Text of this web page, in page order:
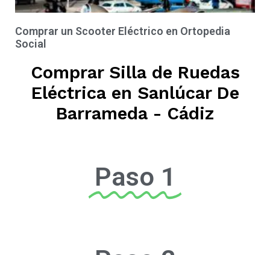
Comprar un Scooter Eléctrico en Ortopedia
Social
Comprar Silla de Ruedas
Eléctrica en Sanlúcar De
Barrameda - Cádiz
Paso 1